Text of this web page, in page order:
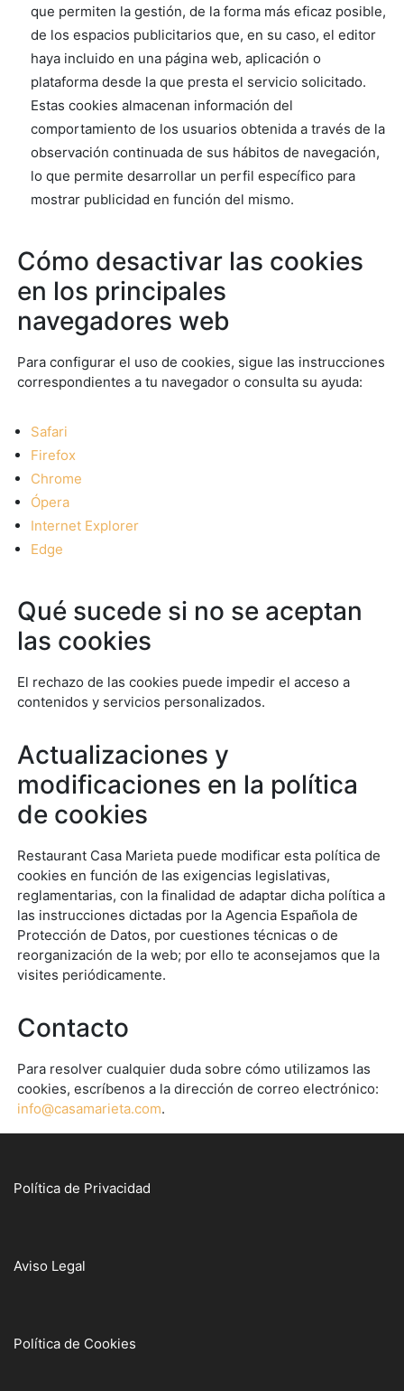
que permiten la gestión, de la forma más eficaz posible,
de los espacios publicitarios que, en su caso, el editor
haya incluido en una página web, aplicación o
plataforma desde la que presta el servicio solicitado.
Estas cookies almacenan información del
comportamiento de los usuarios obtenida a través de la
observación continuada de sus hábitos de navegación,
lo que permite desarrollar un perfil específico para
mostrar publicidad en función del mismo.
Cómo desactivar las cookies
en los principales
navegadores web
Para configurar el uso de cookies, sigue las instrucciones
correspondientes a tu navegador o consulta su ayuda:
Safari
Firefox
Chrome
Ópera
Internet Explorer
Edge
Qué sucede si no se aceptan
las cookies
El rechazo de las cookies puede impedir el acceso a
contenidos y servicios personalizados.
Actualizaciones y
modificaciones en la política
de cookies
Restaurant Casa Marieta puede modificar esta política de
cookies en función de las exigencias legislativas,
reglamentarias, con la finalidad de adaptar dicha política a
las instrucciones dictadas por la Agencia Española de
Protección de Datos, por cuestiones técnicas o de
reorganización de la web; por ello te aconsejamos que la
visites periódicamente.
Contacto
Para resolver cualquier duda sobre cómo utilizamos las
cookies, escríbenos a la dirección de correo electrónico:
info@casamarieta.com.
Política de Privacidad
Aviso Legal
Política de Cookies